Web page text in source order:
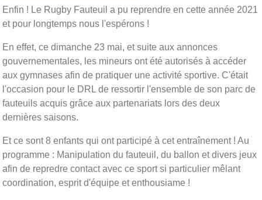
Enfin ! Le Rugby Fauteuil a pu reprendre en cette année 2021
et pour longtemps nous l'espérons !
En effet, ce dimanche 23 mai, et suite aux annonces
gouvernementales, les mineurs ont été autorisés à accéder
aux gymnases afin de pratiquer une activité sportive. C'était
l'occasion pour le DRL de ressortir l'ensemble de son parc de
fauteuils acquis grâce aux partenariats lors des deux
dernières saisons.
Et ce sont 8 enfants qui ont participé à cet entraînement ! Au
programme : Manipulation du fauteuil, du ballon et divers jeux
afin de repredre contact avec ce sport si particulier mêlant
coordination, esprit d'équipe et enthousiame !